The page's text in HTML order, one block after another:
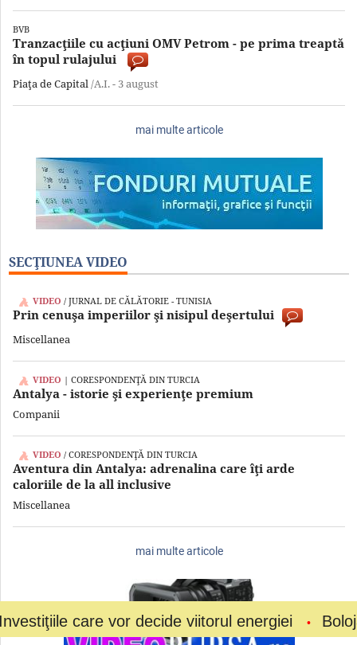
vor decide viitorul energiei Bolojan a
BVB
Tranzacţiile cu acţiuni OMV Petrom - pe prima treaptă
în topul rulajului
Piaţa de Capital/A.I. - 3 august
mai multe articole
SECŢIUNEA VIDEO
VIDEO / JURNAL DE CĂLĂTORIE - TUNISIA
Prin cenuşa imperiilor şi nisipul deşertului
Miscellanea
VIDEO | CORESPONDENŢĂ DIN TURCIA
Antalya - istorie şi experienţe premium
Companii
VIDEO / CORESPONDENŢĂ DIN TURCIA
Aventura din Antalya: adrenalina care îţi arde
caloriile de la all inclusive
Miscellanea
mai multe articole